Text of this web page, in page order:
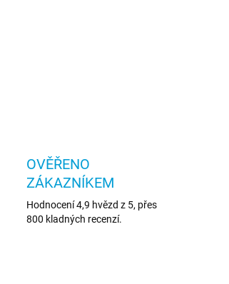
OVĚŘENO
ZÁKAZNÍKEM
Hodnocení 4,9 hvězd z 5, přes
800 kladných recenzí.